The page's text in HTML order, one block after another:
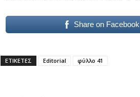
Share on Facebook
ΕΤΙΚΕΤΕΣ Editorial φύλλο 41